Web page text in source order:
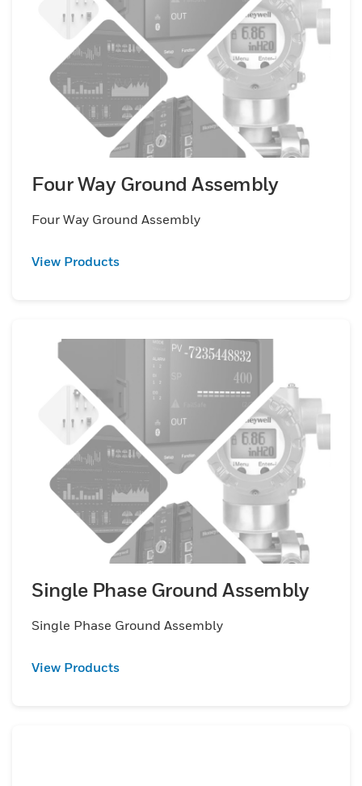
Four Way Ground Assembly
Four Way Ground Assembly
View Products
Single Phase Ground Assembly
Single Phase Ground Assembly
View Products